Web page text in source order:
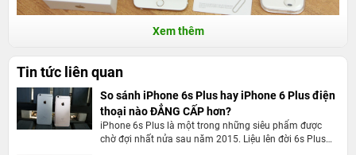
Những điểm đáng giá nhất của Apple iPhone 6s
Plus phiên bản 16GB hàng Công ty
Về kiểu dáng iPhone 6s PlusChính Hãng hàng Công ty không có
thay đổi quá nhiều so với người tiền nhiệm, riêng trọng lượng
được lại tăng lên đáng kể với 143 gam và được thiết dày hơn so
Xem thêm
Tin tức liên quan
So sánh iPhone 6s Plus hay iPhone 6 Plus điện
thoại nào ĐẲNG CẤP hơn?
iPhone 6s Plus là một trong những siêu phẩm được
chờ đợi nhất nửa sau năm 2015. Liệu lên đời 6s Plus